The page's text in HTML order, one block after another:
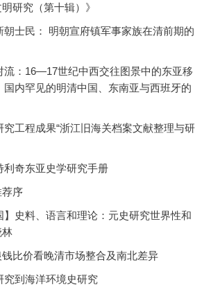
研究（第十辑）》
士民： 明朝宣府镇军事家族在清前期的
流：16—17世纪中西交往图景中的东亚移
国内罕见的明清中国、东南亚与西班牙的
究工程成果“浙江旧海关档案文献整理与研
利奇东亚史学研究手册
序
】史料、语言和理论：元史研究世界性和
林
比价看晚清市场整合及南北差异
究到海洋环境史研究